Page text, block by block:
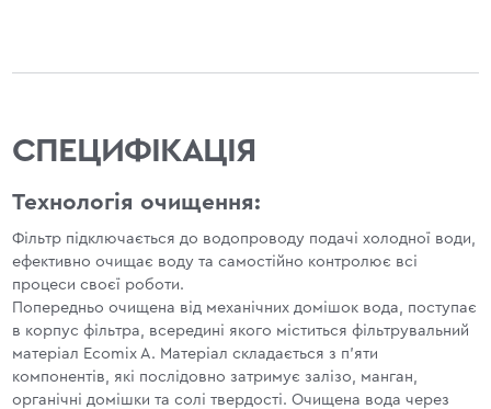
СПЕЦИФІКАЦІЯ
Технологія очищення:
Фільтр підключається до водопроводу подачі холодної води,
ефективно очищає воду та самостійно контролює всі
процеси своєї роботи.
Попередньо очищена від механічних домішок вода, поступає
в корпус фільтра, всередині якого міститься фільтрувальний
матеріал Ecomix A. Матеріал складається з п'яти
компонентів, які послідовно затримує залізо, манган,
органічні домішки та солі твердості. Очищена вода через